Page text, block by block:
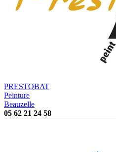
PRESTOBAT
Peinture
Beauzelle
05 62 21 24 58